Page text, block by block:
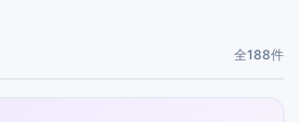
全188件